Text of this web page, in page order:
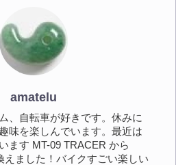
amatelu
、自転車が好きです。休みに
味を楽しんでいます。最近は
ます MT-09 TRACER から
えました！バイクすごい楽しい